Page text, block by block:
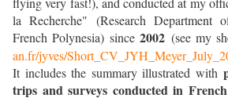
la Recherche" (Research Department
French Polynesia) since2002 (see my
an.fr/jyves/
It includes the summary illustrated with
trips and surveys conducted in